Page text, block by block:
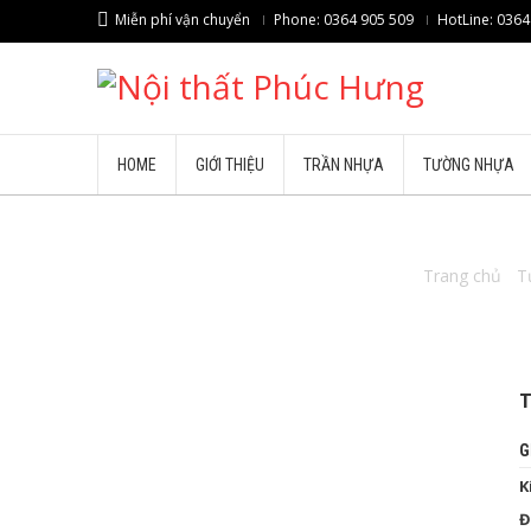
Miễn phí vận chuyển Phone: 0364 905 509 HotLine:
HOME GIỚI THIỆU TRẦN NHỰA TƯỜNG NHỰA
Trang chủ